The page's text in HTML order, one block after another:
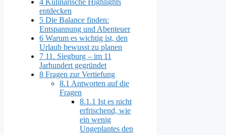
4 Kulinarische Highlights
entdecken
5 Die Balance finden:
Entspannung und Abenteuer
6 Warum es wichtig ist, den
Urlaub bewusst zu planen
7 11. Siegburg – im 11
Jarhundert gegründet
8 Fragen zur Vertiefung
8.1 Antworten auf die
Fragen
8.1.1 Ist es nicht
erfrischend, wie
ein wenig
Ungeplantes den